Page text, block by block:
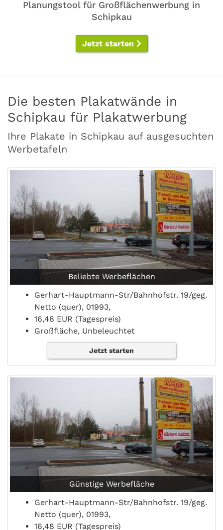
Planungstool für Großflächenwerbung in
Schipkau
Jetzt starten
Die besten Plakatwände in
Schipkau für Plakatwerbung
Ihre Plakate in Schipkau auf ausgesuchten
Werbetafeln
Beliebte Werbeflächen
Gerhart-Hauptmann-Str/Bahnhofstr. 19/geg.
Netto (quer), 01993,
16,48 EUR (Tagespreis)
Großfläche, Unbeleuchtet
Jetzt starten
Günstige Werbefläche
Gerhart-Hauptmann-Str/Bahnhofstr. 19/geg.
Netto (quer), 01993,
16,48 EUR (Tagespreis)